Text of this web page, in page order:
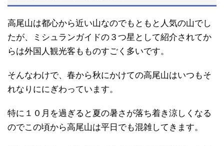
高尾山は都心から近い山なのでもともと人気の山でし
たが、ミシュランガイドの３つ星として紹介されてか
らは外国人観光客もものすごく多いです。
そんなわけで、春から秋にかけての高尾山はいつもそ
れなりににぎわっています。
特に１０月を過ぎると夏の暑さが落ち着き涼しくなる
のでこの頃から高尾山は平日でも混雑してきます。